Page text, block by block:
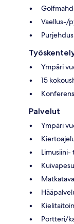
Vaellus-/
Ympäri
15
Palvelut
Ympäri
Limusiini-
Portteri/